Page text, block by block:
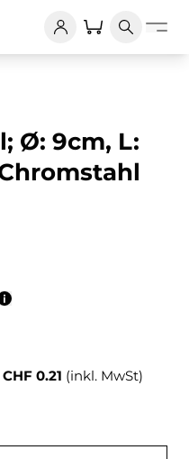
Ø: 9cm, L:
CHF 0.21 (inkl. MwSt)